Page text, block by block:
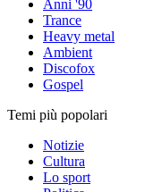
Anni '90
Trance
Heavy metal
Ambient
Discofox
Gospel
Temi più popolari
Notizie
Cultura
Lo sport